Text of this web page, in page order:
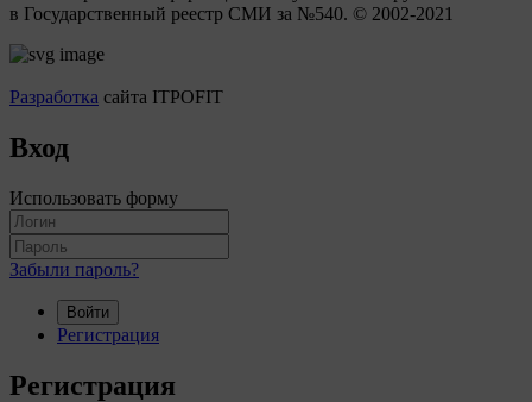
в Государственный реестр СМИ за №540. © 2002-2021
Разработка сайта ITPOFIT
Вход
Использовать форму
Забыли пароль?
Войти
Регистрация
Регистрация